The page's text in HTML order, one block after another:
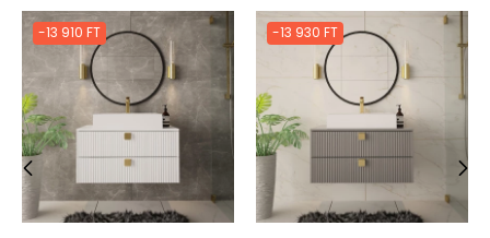
-13 910 FT -13 930 FT
›